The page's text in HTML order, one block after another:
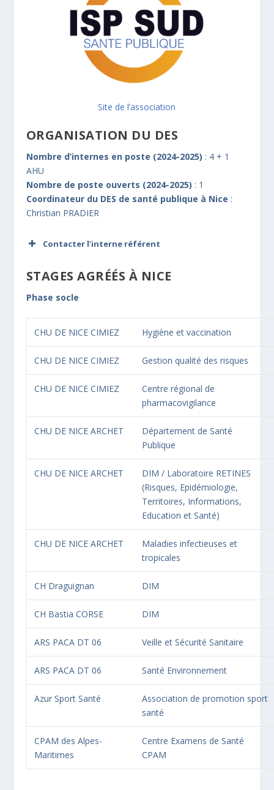
Site de l’association
ORGANISATION DU DES
Nombre d’internes en poste (2024-2025) : 4 + 1
AHU
Nombre de poste ouverts (2024-2025) : 1
Coordinateur du DES de santé publique à Nice :
Christian PRADIER
Contacter l’interne référent
Prénom*
Adresse de messagerie*
Message*
ENVOYER LE MESSAGE
STAGES AGRÉÉS À NICE
Phase socle
CHU DE NICE CIMIEZ Hygiène et vaccination
CHU DE NICE CIMIEZ Gestion qualité des risques
CHU DE NICE CIMIEZ
Centre régional de
pharmacovigilance
CHU DE NICE ARCHET
Département de Santé
Publique
CHU DE NICE ARCHET
DIM / Laboratoire RETINES
(Risques, Epidémiologie,
Territoires, Informations,
Education et Santé)
CHU DE NICE ARCHET
Maladies infectieuses et
tropicales
CH Draguignan DIM
CH Bastia CORSE DIM
ARS PACA DT 06 Veille et Sécurité Sanitaire
ARS PACA DT 06 Santé Environnement
Azur Sport Santé
Association de promotion sport
santé
CPAM des Alpes-
Maritimes
Centre Examens de Santé
CPAM